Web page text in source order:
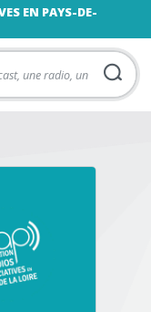
EN PAYS-DE-